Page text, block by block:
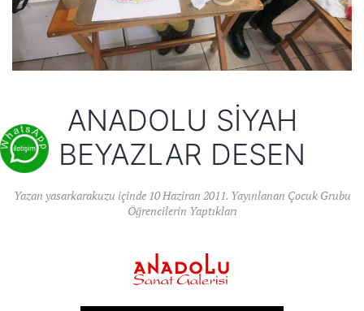
ANADOLU SIYAH
BEYAZLAR DESEN
Yazan yasarkarakuzu içinde 10 Haziran 2011. Yayınlanan Çocuk Grubu
Öğrencilerin Yaptıkları